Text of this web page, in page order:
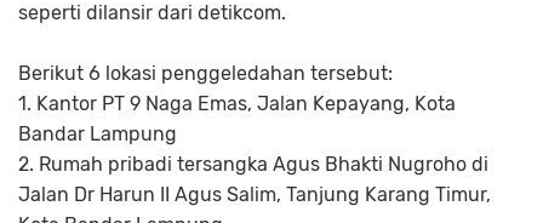
seperti dilansir dari detikcom.
Berikut 6 lokasi penggeledahan tersebut:
1. Kantor PT 9 Naga Emas, Jalan Kepayang, Kota
Bandar Lampung
2. Rumah pribadi tersangka Agus Bhakti Nugroho di
Jalan Dr Harun II Agus Salim, Tanjung Karang Timur,